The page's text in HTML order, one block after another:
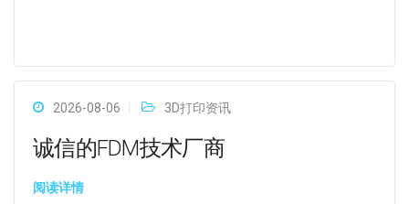
2026-08-06 3D打印资讯
诚信的FDM技术厂商
阅读详情